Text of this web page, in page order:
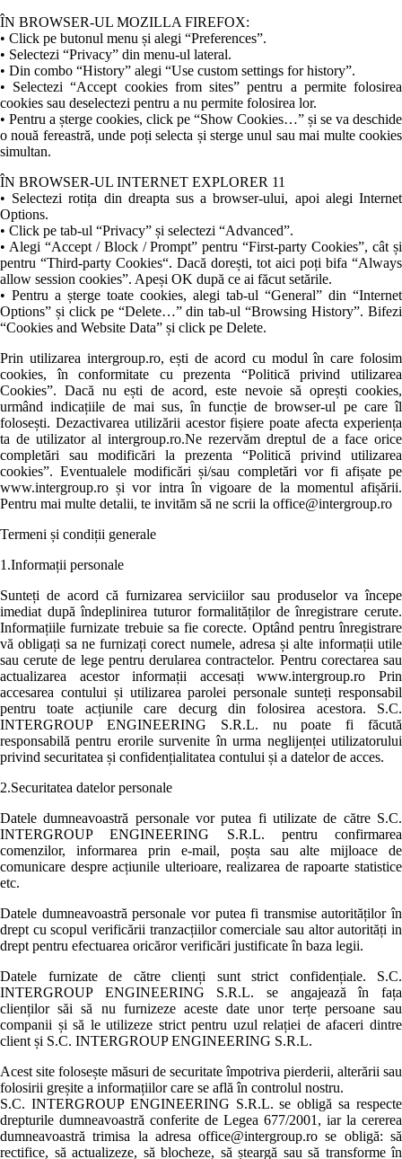
ÎN BROWSER-UL MOZILLA FIREFOX:
• Click pe butonul menu și alegi “Preferences”.
• Selectezi “Privacy” din menu-ul lateral.
• Din combo “History” alegi “Use custom settings for history”.
• Selectezi “Accept cookies from sites” pentru a permite folosirea
cookies sau deselectezi pentru a nu permite folosirea lor.
• Pentru a șterge cookies, click pe “Show Cookies…” și se va deschide
o nouă fereastră, unde poți selecta și sterge unul sau mai multe cookies
simultan.
ÎN BROWSER-UL INTERNET EXPLORER 11
• Selectezi rotița din dreapta sus a browser-ului, apoi alegi Internet
Options.
• Click pe tab-ul “Privacy” și selectezi “Advanced”.
• Alegi “Accept / Block / Prompt” pentru “First-party Cookies”, cât și
pentru “Third-party Cookies“. Dacă dorești, tot aici poți bifa “Always
allow session cookies”. Apeși OK după ce ai făcut setările.
• Pentru a șterge toate cookies, alegi tab-ul “General” din “Internet
Options” și click pe “Delete…” din tab-ul “Browsing History”. Bifezi
“Cookies and Website Data” și click pe Delete.
Prin utilizarea intergroup.ro, ești de acord cu modul în care folosim
cookies, în conformitate cu prezenta “Politică privind utilizarea
Cookies”. Dacă nu ești de acord, este nevoie să oprești cookies,
urmând indicațiile de mai sus, în funcție de browser-ul pe care îl
folosești. Dezactivarea utilizării acestor fișiere poate afecta experiența
ta de utilizator al intergroup.ro.Ne rezervăm dreptul de a face orice
completări sau modificări la prezenta “Politică privind utilizarea
cookies”. Eventualele modificări și/sau completări vor fi afișate pe
www.intergroup.ro și vor intra în vigoare de la momentul afișării.
Pentru mai multe detalii, te invităm să ne scrii la office@intergroup.ro
Termeni și condiții generale
1.Informații personale
Sunteți de acord că furnizarea serviciilor sau produselor va începe
imediat după îndeplinirea tuturor formalităților de înregistrare cerute.
Informațiile furnizate trebuie sa fie corecte. Optând pentru înregistrare
vă obligați sa ne furnizați corect numele, adresa și alte informații utile
sau cerute de lege pentru derularea contractelor. Pentru corectarea sau
actualizarea acestor informații accesați www.intergroup.ro Prin
accesarea contului și utilizarea parolei personale sunteți responsabil
pentru toate acțiunile care decurg din folosirea acestora. S.C.
INTERGROUP ENGINEERING S.R.L. nu poate fi făcută
responsabilă pentru erorile survenite în urma neglijenței utilizatorului
privind securitatea și confidențialitatea contului și a datelor de acces.
2.Securitatea datelor personale
Datele dumneavoastră personale vor putea fi utilizate de către S.C.
INTERGROUP ENGINEERING S.R.L. pentru confirmarea
comenzilor, informarea prin e-mail, poșta sau alte mijloace de
comunicare despre acțiunile ulterioare, realizarea de rapoarte statistice
etc.
Datele dumneavoastră personale vor putea fi transmise autorităților în
drept cu scopul verificării tranzacțiilor comerciale sau altor autorități in
drept pentru efectuarea oricăror verificări justificate în baza legii.
Datele furnizate de către clienți sunt strict confidențiale. S.C.
INTERGROUP ENGINEERING S.R.L. se angajează în fața
clienților săi să nu furnizeze aceste date unor terțe persoane sau
companii și să le utilizeze strict pentru uzul relației de afaceri dintre
client și S.C. INTERGROUP ENGINEERING S.R.L.
Acest site folosește măsuri de securitate împotriva pierderii, alterării sau
folosirii greșite a informațiilor care se află în controlul nostru.
S.C. INTERGROUP ENGINEERING S.R.L. se obligă sa respecte
drepturile dumneavoastră conferite de Legea 677/2001, iar la cererea
dumneavoastră trimisa la adresa office@intergroup.ro se obligă: să
rectifice, să actualizeze, să blocheze, să șteargă sau să transforme în